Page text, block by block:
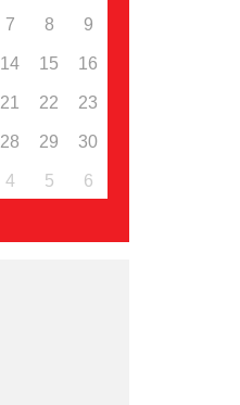
7 8 9
14 15 16
21 22 23
28 29 30
4 5 6